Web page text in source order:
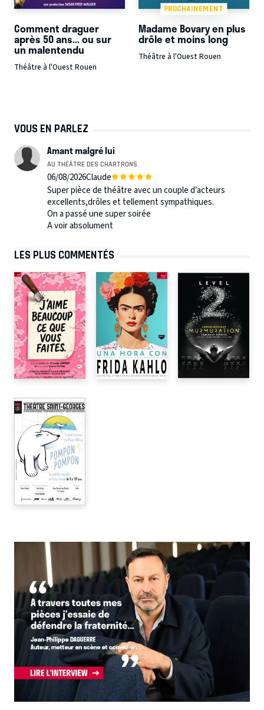
Comment draguer
après 50 ans... ou sur
un malentendu
Théâtre à l'Ouest Rouen
PROCHAINEMENT
Madame Bovary en plus
drôle et moins long
Théâtre à l'Ouest Rouen
VOUS EN PARLEZ
Amant malgré lui
AU THÉÂTRE DES CHARTRONS
06/08/2026Claude
Super pièce de théâtre avec un couple d’acteurs
excellents,drôles et tellement sympathiques.
On a passé une super soirée
A voir absolument
LES PLUS COMMENTÉS